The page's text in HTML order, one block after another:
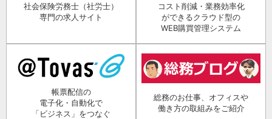
社会保険労務士（社労士）
専門の求人サイト
コスト削減・業務効率化
ができるクラウド型の
WEB購買管理システム
帳票配信の
電子化・自動化で
「ビジネス」をつなぐ
総務のお仕事、オフィスや
働き方の取組みをご紹介